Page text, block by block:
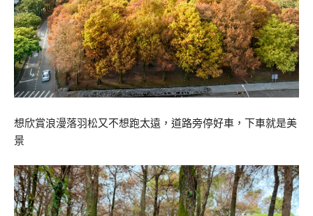
想欣賞浪漫落羽松又不想跑太遠，道路旁停好車，下車就是美
景